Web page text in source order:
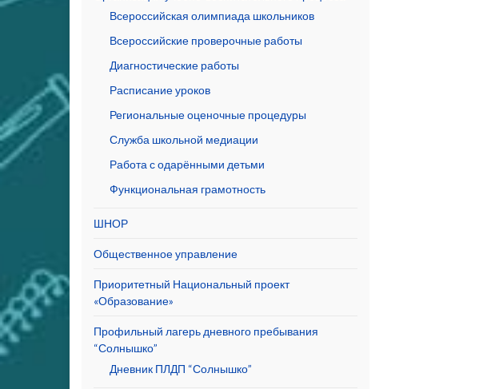
Всероссийская олимпиада школьников
Всероссийские проверочные работы
Диагностические работы
Расписание уроков
Региональные оценочные процедуры
Служба школьной медиации
Работа с одарёнными детьми
Функциональная грамотность
ШНОР
Общественное управление
Приоритетный Национальный проект
«Образование»
Профильный лагерь дневного пребывания
“Солнышко”
Дневник ПЛДП “Солнышко”